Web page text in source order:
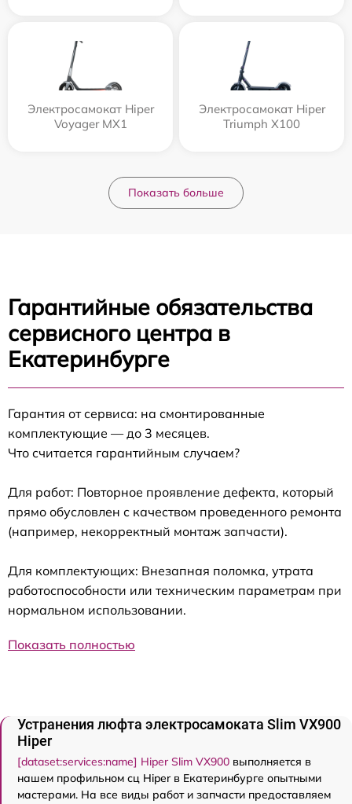
Электросамокат Hiper
Voyager MX1
Электросамокат Hiper
Triumph X100
Показать больше
Гарантийные обязательства
сервисного центра в
Екатеринбурге
Гарантия от сервиса: на смонтированные
комплектующие — до 3 месяцев.
Что считается гарантийным случаем?
Для работ: Повторное проявление дефекта, который
прямо обусловлен с качеством проведенного ремонта
(например, некорректный монтаж запчасти).
Для комплектующих: Внезапная поломка, утрата
работоспособности или техническим параметрам при
нормальном использовании.
Показать полностью
Устранения люфта электросамоката Slim VX900
Hiper
[dataset:services:name] Hiper Slim VX900 выполняется в
нашем профильном сц Hiper в Екатеринбурге опытными
мастерами. На все виды работ и запчасти предоставляем